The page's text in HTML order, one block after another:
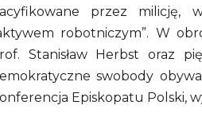
przez milicję,
robotniczym”. W
Stanisław Herbst oraz
swobody
Episkopatu Polski,